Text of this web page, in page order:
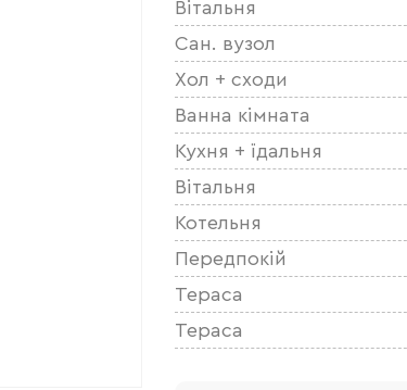
Вітальня
Сан. вузол
Хол + сходи
Ванна кімната
Кухня + їдальня
Вітальня
Котельня
Передпокій
Тераса
Тераса